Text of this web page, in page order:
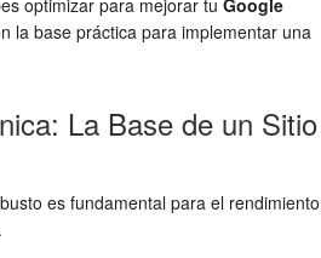
la base práctica para implementar una
La Base de un Sitio
es fundamental para el rendimiento